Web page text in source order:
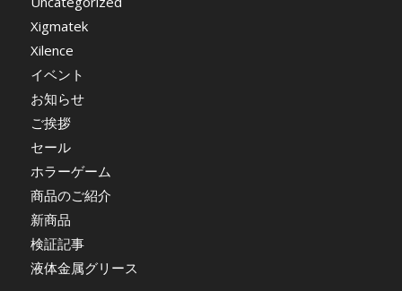
Xigmatek
Xilence
イベント
お知らせ
ご挨拶
セール
ホラーゲーム
商品のご紹介
新商品
検証記事
液体金属グリース